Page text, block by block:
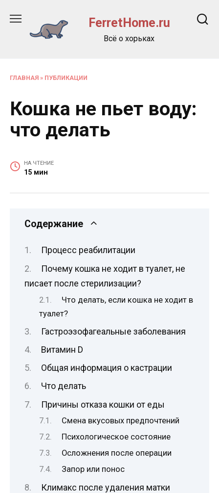
содержанию
FerretHome.ru
Всё о хорьках
ГЛАВНАЯ » ПУБЛИКАЦИИ
Кошка не пьет воду:
что делать
НА ЧТЕНИЕ
15 мин
Содержание
Процесс реабилитации
Почему кошка не ходит в туалет, не
писает после стерилизации?
Что делать, если кошка не ходит в
туалет?
Гастроэзофагеальные заболевания
Витамин D
Общая информация о кастрации
Что делать
Причины отказа кошки от еды
Смена вкусовых предпочтений
Психологическое состояние
Осложнения после операции
Запор или понос
Климакс после удаления матки